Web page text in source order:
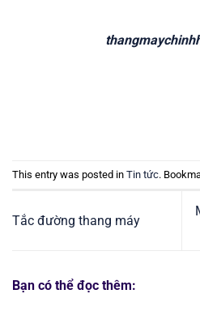
This entry was posted in Tin tức.
Tắc đường thang máy
Bạn có thể đọc thêm: